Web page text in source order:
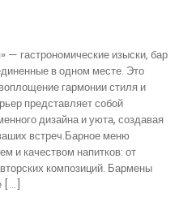
гастрономические изыски, бар
в одном месте. Это
гармонии стиля и
представляет собой
дизайна и уюта, создавая
встреч.Барное меню
и качеством напитков: от
композиций. Бармены
[…]